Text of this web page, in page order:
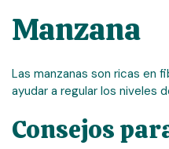
Manzana
Las manzanas son ricas en
ayudar a regular los niveles
Consejos